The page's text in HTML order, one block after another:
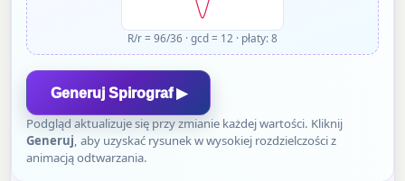
R/r = 96/36 ·gcd = 12 · płaty: 8
Generuj Spirograf ▶
Podgląd aktualizuje się przy zmianie każdej wartości. Kliknij
Generuj, aby uzyskać rysunek w wysokiej rozdzielczości z
animacją odtwarzania.